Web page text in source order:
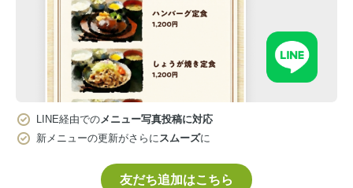
LINE経由でのメニュー写真投稿に対応
新メニューの更新がさらにスムーズに
友だち追加はこちら